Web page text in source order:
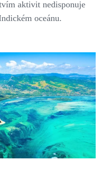
aktivit nedisponuje
oceánu.